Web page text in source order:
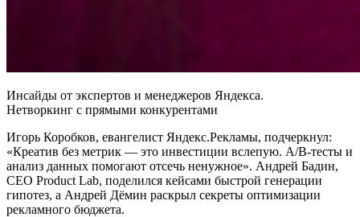
Инсайды от экспертов и менеджеров Яндекса.
Нетворкинг с прямыми конкурентами
Игорь Коробков, евангелист Яндекс.Рекламы, подчеркнул:
«Креатив без метрик — это инвестиции вслепую. A/B-тесты и
анализ данных помогают отсечь ненужное». Андрей Бадин,
CEO Product Lab, поделился кейсами быстрой генерации
гипотез, а Андрей Дёмин раскрыл секреты оптимизации
рекламного бюджета.